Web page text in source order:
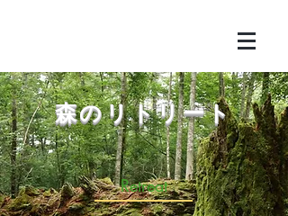
​森のリトリート
Retreat